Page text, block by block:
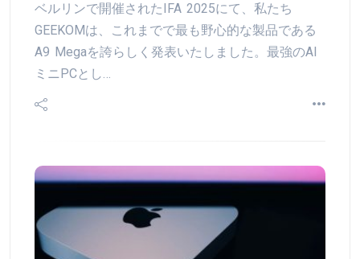
ベルリンで開催されたIFA 2025にて、私たち
GEEKOMは、これまでで最も野心的な製品である
A9 Megaを誇らしく発表いたしました。最強のAI
ミニPCとし…